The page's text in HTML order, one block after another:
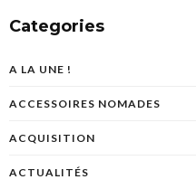
Categories
A LA UNE !
ACCESSOIRES NOMADES
ACQUISITION
ACTUALITÉS